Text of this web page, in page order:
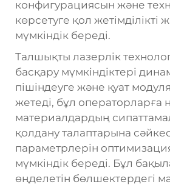
конфигурациясын және
көрсетуге қол жетімділікті
мүмкіндік береді.
Талшықты лазерлік
басқару мүмкіндіктері
пішіндеуге және қуат
жетеді, бұл операторларға
материалдардың
қолдану талаптарына
параметрлерін
мүмкіндік береді. Бұл
өңделетін бөлшектердегі